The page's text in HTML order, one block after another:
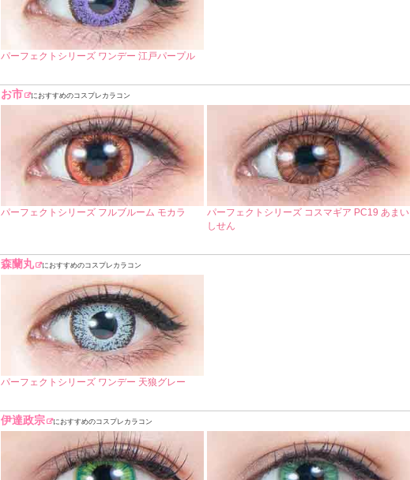
パーフェクトシリーズ ワンデー 江戸パープル
お市 におすすめのコスプレカラコン
パーフェクトシリーズ フルブルーム モカラ
パーフェクトシリーズ コスマギア PC19 あまい
しせん
森蘭丸 におすすめのコスプレカラコン
パーフェクトシリーズ ワンデー 天狼グレー
伊達政宗 におすすめのコスプレカラコン